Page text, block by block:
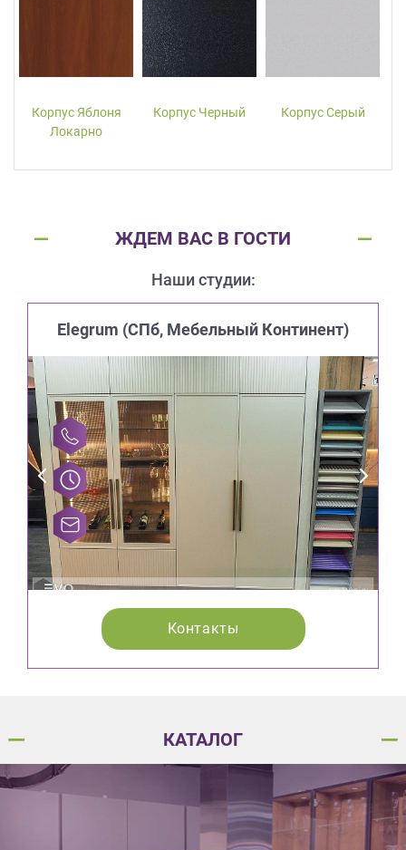
Корпус Яблоня
Локарно
Корпус Черный Корпус Серый
ЖДЕМ ВАС В ГОСТИ
Наши студии:
Elegrum (CПб, Мебельный Континент)
Контакты
КАТАЛОГ